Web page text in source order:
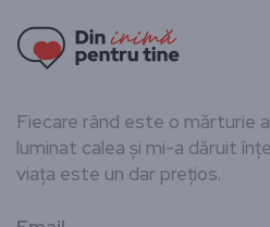
Fiecare rând este o mărturie
luminat calea și mi-a dăruit
viața este un dar prețios.